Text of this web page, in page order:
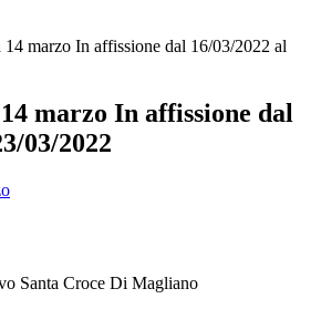
marzo In affissione dal 16/03/2022 al
marzo In affissione dal
03/2022
Santa Croce Di Magliano